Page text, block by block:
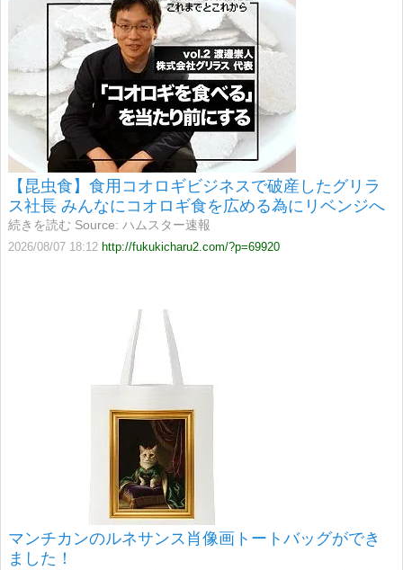
【昆虫食】食用コオロギビジネスで破産したグリラ
ス社長 みんなにコオロギ食を広める為にリベンジへ
続きを読む Source: ハムスター速報
2026/08/07 18:12 http://fukukicharu2.com/?p=69920
マンチカンのルネサンス肖像画トートバッグができ
ました！